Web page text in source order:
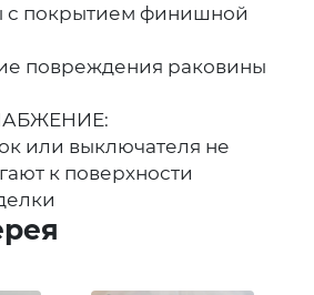
с покрытием финишной
повреждения раковины
или выключателя не
к поверхности